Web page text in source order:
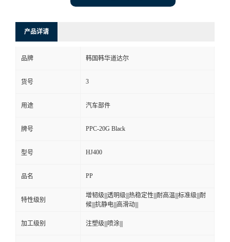
产品详请
品牌 韩国韩华道达尔
货号 3
用途 汽车部件
牌号 PPC-20G Black
型号 HJ400
品名 PP
特性级别
增韧级|||透明级|||热稳定性|||耐高温|||标准级|||耐
候|||抗静电|||高滑动|||
加工级别 注塑级|||喷涂|||